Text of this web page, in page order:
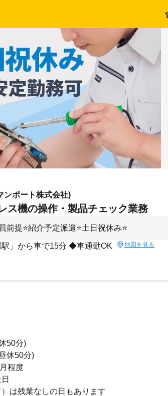
ンポート株式会社)
ス機の操作・製品チェック業務
提⭐紹介予定派遣⭐土日祝休み⭐
」から車で15分 ◆車通勤OK 地図を見る
50分)
休50分)
程度
は残業なしの日もあります